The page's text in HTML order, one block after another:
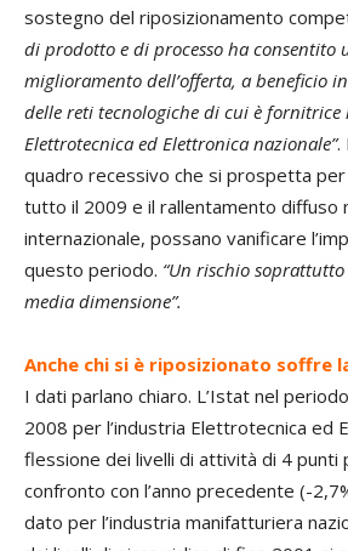
sostegno del riposizionamento
di prodotto e di processo ha consentito
miglioramento dell’offerta, a beneficio
delle reti tecnologiche di cui è fornitrice
Elettrotecnica ed Elettronica nazionale”.
quadro recessivo che si prospetta per
tutto il 2009 e il rallentamento diffuso
internazionale, possano vanificare
questo periodo. “Un rischio
media dimensione”.
Anche chi si è riposizionato soffre
I dati parlano chiaro. L’Istat nel
2008 per l’industria Elettrotecnica ed
flessione dei livelli di attività di 4 punti
confronto con l’anno precedente (-
dato per l’industria manifatturiera